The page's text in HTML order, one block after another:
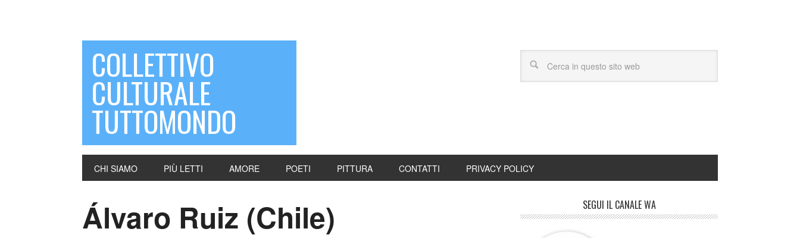
COLLETTIVO
CULTURALE
TUTTOMONDO
CHI SIAMO PIÙ LETTI AMORE POETI PITTURA CONTATTI PRIVACY POLICY
Álvaro Ruiz (Chile) SEGUI IL CANALE WA